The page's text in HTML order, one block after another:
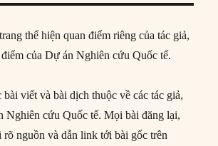
thể hiện quan điểm riêng của tác giả,
của Dự án Nghiên cứu Quốc tế.
viết và bài dịch thuộc về các tác giả,
Nghiên cứu Quốc tế. Mọi bài đăng lại,
rõ nguồn và dẫn link tới bài gốc trên